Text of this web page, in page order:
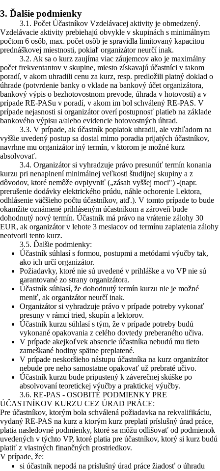
3. Ďalšie podmienky
3.1. Počet Účastníkov Vzdelávacej aktivity je obmedzený.
Vzdelávacie aktivity prebiehajú obvykle v skupinách s minimálnym
počtom 6 osôb, max. počet osôb je spravidla limitovaný kapacitou
prednáškovej miestnosti, pokiaľ organizátor neurčí inak.
3.2. Ak sa o kurz zaujíma viac záujemcov ako je maximálny
počet frekventantov v skupine, miesto získavajú účastníci v takom
poradí, v akom uhradili cenu za kurz, resp. predložili platný doklad o
úhrade (potvrdenie banky o vklade na bankový účet organizátora,
bankový výpis o bezhotovostnom prevode, úhrada v hotovosti) a v
prípade RE-PASu v poradí, v akom im bol schválený RE-PAS. V
prípade nejasnosti si organizátor overí postupnosť platieb na základe
bankového výpisu a/alebo evidencie hotovostných úhrad.
3.3. V prípade, ak účastník poplatok uhradil, ale vzhľadom na
vyššie uvedený postup sa dostal mimo poradia prijatých účastníkov,
navrhne mu organizátor iný termín, v ktorom je možné kurz
absolvovať.
3.4. Organizátor si vyhradzuje právo presunúť termín konania
kurzu pri nenaplnení minimálnej veľkosti študijnej skupiny a z
dôvodov, ktoré nemôže ovplyvniť („zásah vyššej moci") -(napr.
prerušenie dodávky elektrického prúdu, náhle ochorenie Lektora,
odhlásenie väčšieho počtu účastníkov, atď.). V tomto prípade to bude
okamžite oznámené prihláseným účastníkom a zároveň bude
dohodnutý nový termín. Účastník má právo na vrátenie zálohy 30
EUR, ak organizátor v lehote 3 mesiacov od termínu zaplatenia zálohy
neotvoril tento kurz.
3.5. Ďalšie podmienky:
Účastník súhlasí s formou, postupmi a metódami výučby tak,
ako ich určí organizátor.
Požiadavky, ktoré nie sú uvedené v prihláške a vo VP nie sú
garantované zo strany organizátora.
Účastník súhlasí, že dohodnutý termín kurzu nie je možné
meniť, ak organizátor neurčí inak.
Organizátor si vyhradzuje právo v prípade potreby vykonať
presuny v rámci tried, skupín a lektorov.
Účastník kurzu súhlasí s tým, že v prípade potreby budú
vykonané opakovania z celého dovtedy preberaného učiva.
V prípade akejkoľvek absencie účastníka nebudú mu tieto
zameškané hodiny spätne preplatené.
V prípade neskoršieho nástupu účastníka na kurz organizátor
nebude pre neho samostatne opakovať už prebraté učivo.
Účastník kurzu bude pripustený k záverečnej skúške po
absolvovaní teoretickej výučby a praktickej výučby.
3.6. RE-PAS - OSOBITÉ PODMIENKY PRE
ÚČASTNÍKOV KURZU CEZ ÚRAD PRÁCE:
Pre účastníkov, ktorým bola schválená požiadavka na rekvalifikáciu,
vydaný RE-PAS na kurz a ktorým kurz preplatí príslušný úrad práce,
platia nasledovné podmienky, ktoré sa môžu odlišovať od podmienok
uvedených v týchto VP, ktoré platia pre účastníkov, ktorý si kurz budú
platiť z vlastných finančných prostriedkov.
V prípade, že:
si účastník nepodá na príslušný úrad práce žiadosť o úhradu